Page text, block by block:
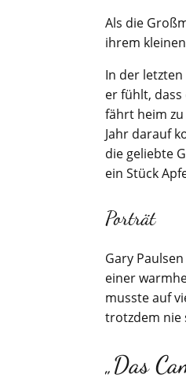
Als die
ihrem
In der
er fühlt,
fährt heim zu
Jahr darauf
die geliebte
ein Stück
Porträt
Gary
einer
musste auf
trotzdem nie
„Das